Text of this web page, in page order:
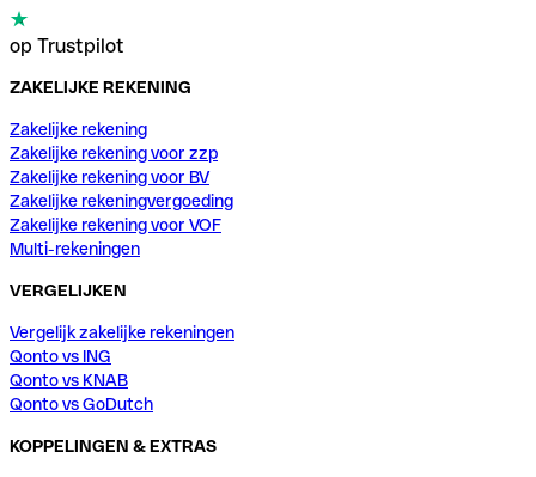
op Trustpilot
ZAKELIJKE REKENING
Zakelijke rekening
Zakelijke rekening voor zzp
Zakelijke rekening voor BV
Zakelijke rekeningvergoeding
Zakelijke rekening voor VOF
Multi-rekeningen
VERGELIJKEN
Vergelijk zakelijke rekeningen
Qonto vs ING
Qonto vs KNAB
Qonto vs GoDutch
KOPPELINGEN & EXTRAS